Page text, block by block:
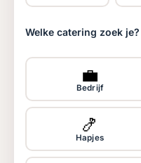
Welke catering zoek je?
💼
Bedrijf
🍤
Hapjes